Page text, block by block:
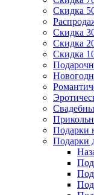
Скидка
Скидка
Скидка
Скидка
Подарки
Подарки